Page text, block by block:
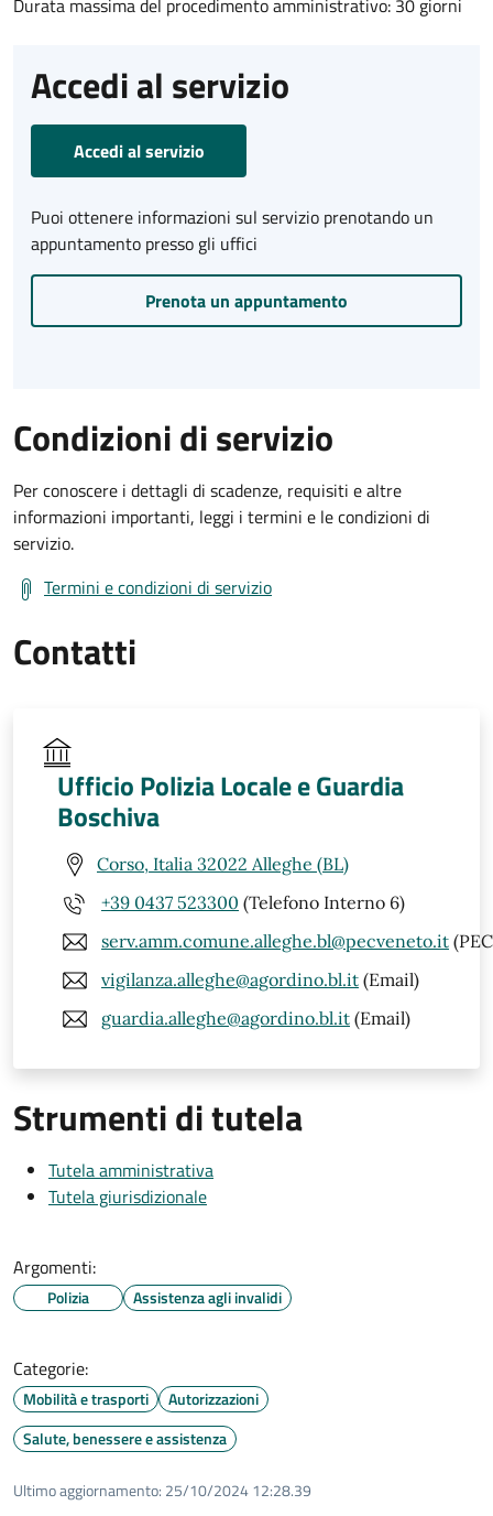
Accedi al servizio
Accedi al servizio
Puoi ottenere informazioni sul servizio prenotando un
appuntamento presso gli uffici
Prenota un appuntamento
Condizioni di servizio
Per conoscere i dettagli di scadenze, requisiti e altre
informazioni importanti, leggi i termini e le condizioni di
servizio.
Termini e condizioni di servizio
Contatti
Ufficio Polizia Locale e Guardia
Boschiva
Corso, Italia 32022 Alleghe (BL)
+39 0437 523300 (Telefono Interno 6)
serv.amm.comune.alleghe.bl@pecveneto.it
vigilanza.alleghe@agordino.bl.it (Email)
guardia.alleghe@agordino.bl.it (Email)
Strumenti di tutela
Tutela amministrativa
Tutela giurisdizionale
Argomenti:
Polizia Assistenza agli invalidi
Categorie:
Mobilità e trasporti
Autorizzazioni
Salute, benessere e assistenza
Ultimo aggiornamento: 25/10/2024 12:28.39